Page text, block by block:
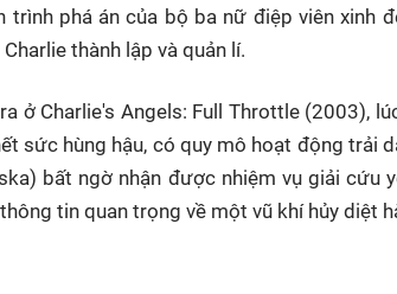
trình phá án của bộ ba nữ điệp viên xinh
thành lập và quản lí.
ở Charlie's Angels: Full Throttle (2003),
sức hùng hậu, có quy mô hoạt động trải
bất ngờ nhận được nhiệm vụ giải cứu
tin quan trọng về một vũ khí hủy diệt